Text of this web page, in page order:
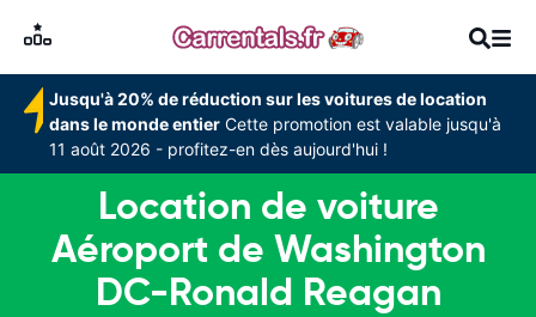
Jusqu'à 20% de réduction sur les voitures de location
dans le monde entier Cette promotion est valable jusqu'à
11 août 2026 - profitez-en dès aujourd'hui !
Location de voiture
Aéroport de Washington
DC-Ronald Reagan